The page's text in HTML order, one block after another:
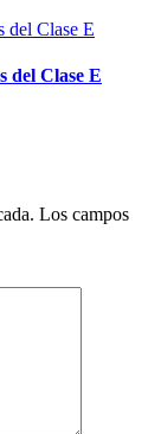
del Clase E
Los campos